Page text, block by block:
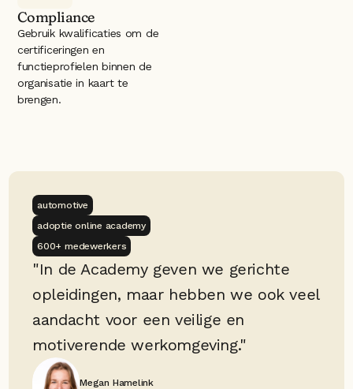
Compliance
Gebruik kwalificaties om de
certificeringen en
functieprofielen binnen de
organisatie in kaart te
brengen.
automotive
adoptie online academy
600+ medewerkers
"In de Academy geven we gerichte
opleidingen, maar hebben we ook veel
aandacht voor een veilige en
motiverende werkomgeving."
Megan Hamelink